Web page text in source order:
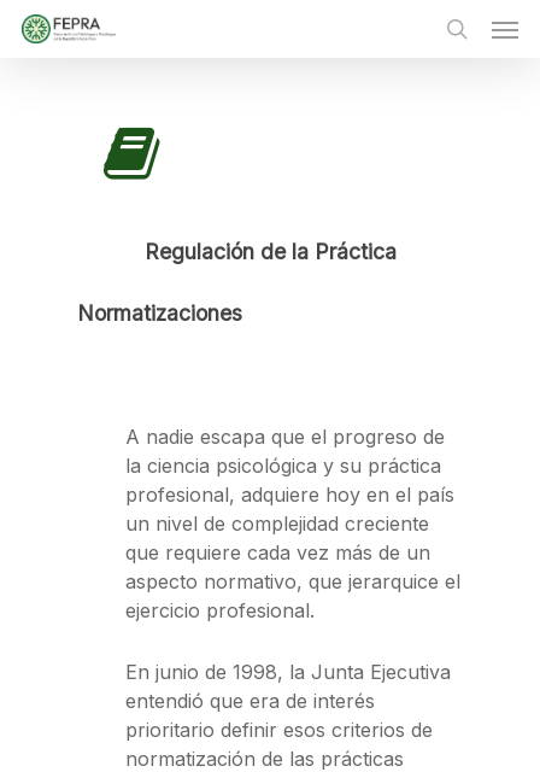
Skip
Regulación de la Práctica
Normatizaciones
A nadie escapa que el progreso de
la ciencia psicológica y su práctica
profesional, adquiere hoy en el país
un nivel de complejidad creciente
que requiere cada vez más de un
aspecto normativo, que jerarquice el
ejercicio profesional.
En junio de 1998, la Junta Ejecutiva
entendió que era de interés
prioritario definir esos criterios de
normatización de las prácticas